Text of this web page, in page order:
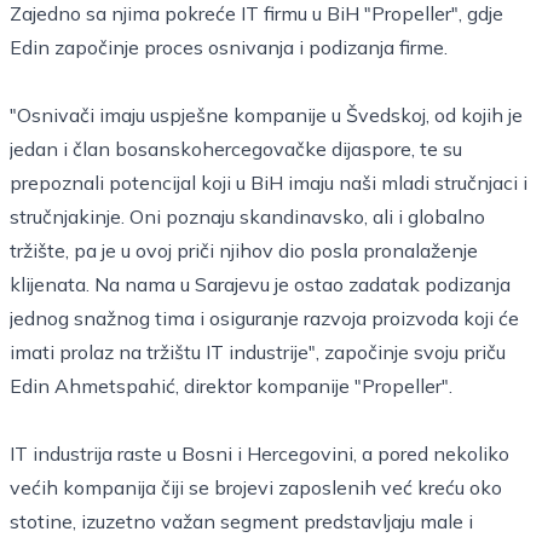
Zajedno sa njima pokreće IT firmu u BiH "Propeller", gdje
Edin započinje proces osnivanja i podizanja firme.
"Osnivači imaju uspješne kompanije u Švedskoj, od kojih je
jedan i član bosanskohercegovačke dijaspore, te su
prepoznali potencijal koji u BiH imaju naši mladi stručnjaci i
stručnjakinje. Oni poznaju skandinavsko, ali i globalno
tržište, pa je u ovoj priči njihov dio posla pronalaženje
klijenata. Na nama u Sarajevu je ostao zadatak podizanja
jednog snažnog tima i osiguranje razvoja proizvoda koji će
imati prolaz na tržištu IT industrije", započinje svoju priču
Edin Ahmetspahić, direktor kompanije "Propeller".
IT industrija raste u Bosni i Hercegovini, a pored nekoliko
većih kompanija čiji se brojevi zaposlenih već kreću oko
stotine, izuzetno važan segment predstavljaju male i